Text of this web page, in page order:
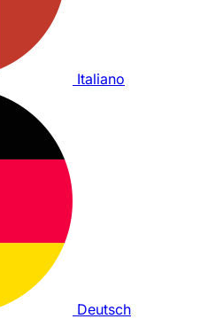
Italiano
Deutsch